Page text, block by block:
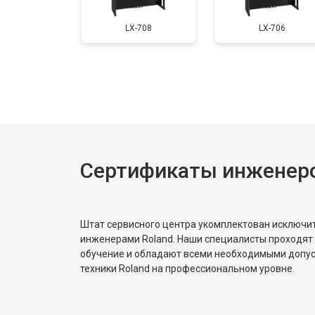
Восстановление после попадания
Замена стоковых потенциометров
LX-708 LX-706
Сертификаты
Штат сервисного центра укомплектован
инженерами Roland. Наши специалисты проходят
обучение и обладают всеми необходимыми
техники Roland на профессиональном уровне.